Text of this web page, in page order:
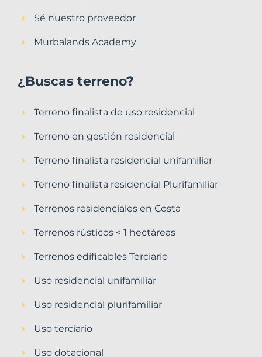
Sé nuestro proveedor
Murbalands Academy
¿Buscas terreno?
Terreno finalista de uso residencial
Terreno en gestión residencial
Terreno finalista residencial unifamiliar
Terreno finalista residencial Plurifamiliar
Terrenos residenciales en Costa
Terrenos rústicos < 1 hectáreas
Terrenos edificables Terciario
Uso residencial unifamiliar
Uso residencial plurifamiliar
Uso terciario
Uso dotacional